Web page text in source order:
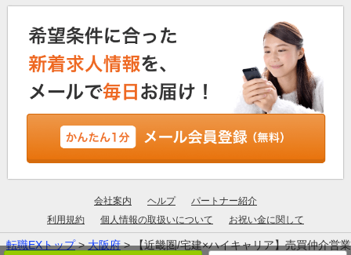
会社案内 ヘルプ
パートナー紹介
利用規約
個人情報の取扱いについて お祝い金に関して
転職EXトップ>大阪府> 【近畿圏/宅建×ハイキャリア】売買仲介営